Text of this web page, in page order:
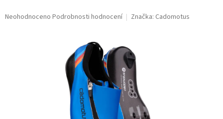
Průměrné
Neohodnoceno Podrobnosti hodnocení Značka: Cadomotus